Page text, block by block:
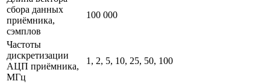
сбора данных
приёмника,
сэмплов
100 000
Частоты
дискретизации
АЦП приёмника,
МГц
1, 2, 5, 10, 25, 50, 100